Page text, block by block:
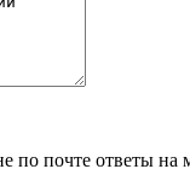
по почте ответы на